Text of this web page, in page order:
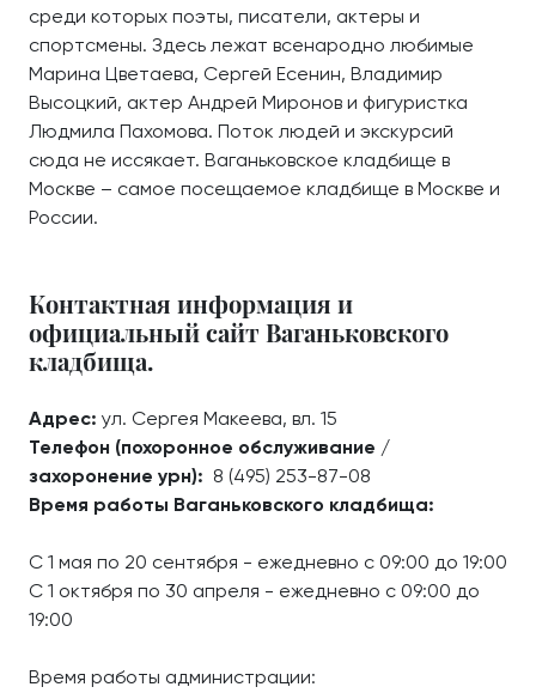
среди которых поэты, писатели, актеры и
спортсмены. Здесь лежат всенародно любимые
Марина Цветаева, Сергей Есенин, Владимир
Высоцкий, актер Андрей Миронов и фигуристка
Людмила Пахомова. Поток людей и экскурсий
сюда не иссякает. Ваганьковское кладбище в
Москве – самое посещаемое кладбище в Москве и
России.
Контактная информация и
официальный сайт Ваганьковского
кладбища.
Адрес: ул. Сергея Макеева, вл. 15
Телефон (похоронное обслуживание /
захоронение урн): 8 (495) 253-87-08
Время работы Ваганьковского кладбища:
С 1 мая по 20 сентября - ежедневно с 09:00 до 19:00
С 1 октября по 30 апреля - ежедневно с 09:00 до
19:00
Время работы администрации: